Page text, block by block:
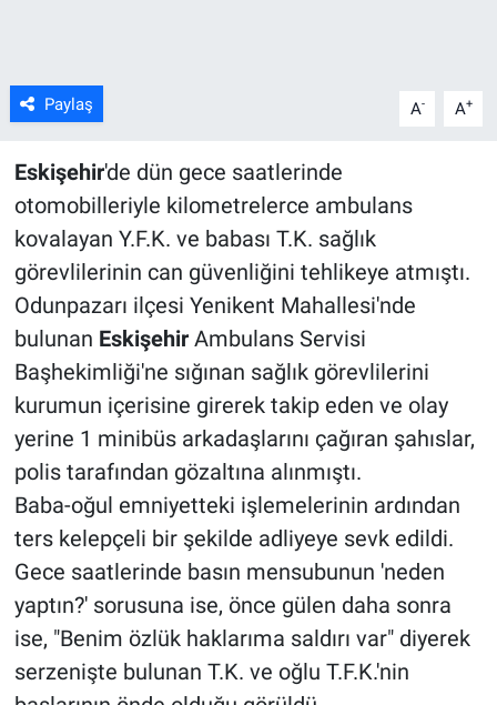
Paylaş A- A+
Eskişehir'de dün gece saatlerinde
otomobilleriyle kilometrelerce ambulans
kovalayan Y.F.K. ve babası T.K. sağlık
görevlilerinin can güvenliğini tehlikeye atmıştı.
Odunpazarı ilçesi Yenikent Mahallesi'nde
bulunan EskişehirAmbulans Servisi
Başhekimliği'ne sığınan sağlık görevlilerini
kurumun içerisine girerek takip eden ve olay
yerine 1 minibüs arkadaşlarını çağıran şahıslar,
polis tarafından gözaltına alınmıştı.
Baba-oğul emniyetteki işlemelerinin ardından
ters kelepçeli bir şekilde adliyeye sevk edildi.
Gece saatlerinde basın mensubunun 'neden
yaptın?' sorusuna ise, önce gülen daha sonra
ise, "Benim özlük haklarıma saldırı var" diyerek
serzenişte bulunan T.K. ve oğlu T.F.K.'nin